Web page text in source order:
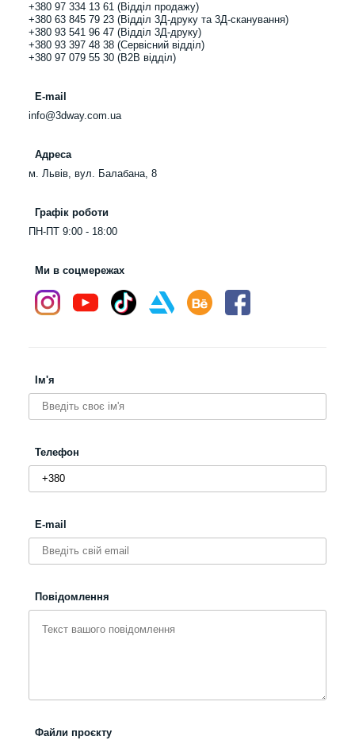
+380 97 334 13 61 (Відділ продажу)
+380 63 845 79 23 (Відділ 3Д-друку та 3Д-сканування)
+380 93 541 96 47 (Відділ 3Д-друку)
+380 93 397 48 38 (Сервісний відділ)
+380 97 079 55 30 (B2B відділ)
E-mail
info@3dway.com.ua
Адреса
м. Львів, вул. Балабана, 8
Графік роботи
ПН-ПТ 9:00 - 18:00
Ми в соцмережах
Ім'я
Телефон
E-mail
Повідомлення
Файли проєкту